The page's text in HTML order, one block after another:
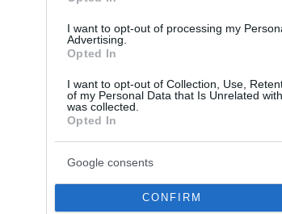
I want to opt-out of processing my
Advertising.
Opted In
I want to opt-out of Collection, Use,
of my Personal Data that Is Unrelated
was collected.
Opted In
Google consents
CONFIRM
«πιάνουν» στο παιδί
Αν πιστεύατε ότι τα παιδιά θα
Ψέματα: Πότε τα λέμε
αποδεχόμαστε
Τη συνθήκη που θα κάνει το «ψέμα»
22.04.2022, 17:31